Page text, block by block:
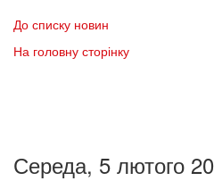
До списку новин
На головну сторінку
Середа, 5 лютого